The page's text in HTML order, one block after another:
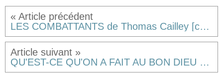
LES COMBATTANTS de Thomas Cailley [critique]
QU'EST-CE QU'ON A FAIT AU BON DIEU ? de Philippe de Chauveron [critique]